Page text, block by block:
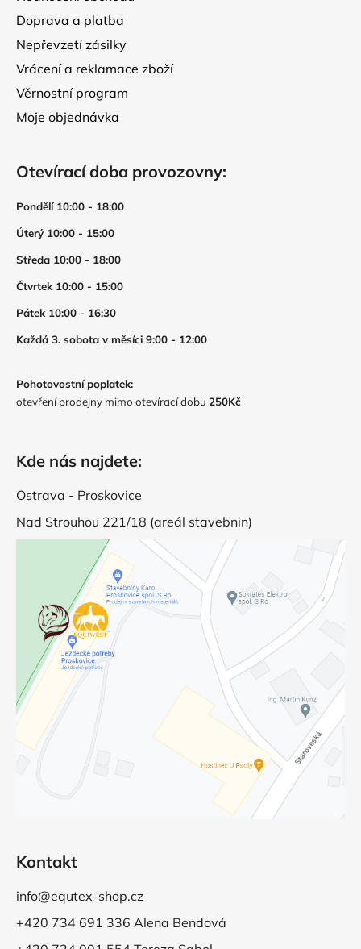
Doprava a platba
Nepřevzetí zásilky
Vrácení a reklamace zboží
Věrnostní program
Moje objednávka
Otevírací doba provozovny:
Pondělí 10:00 - 18:00
Úterý 10:00 - 15:00
Středa 10:00 - 18:00
Čtvrtek 10:00 - 15:00
Pátek 10:00 - 16:30
Každá 3. sobota v měsíci 9:00 - 12:00
Pohotovostní poplatek:
otevření prodejny mimo otevírací dobu 250Kč
Kde nás najdete:
Ostrava - Proskovice
Nad Strouhou 221/18 (areál stavebnin)
Kontakt
info@equtex-shop.cz
+420 734 691 336 Alena Bendová